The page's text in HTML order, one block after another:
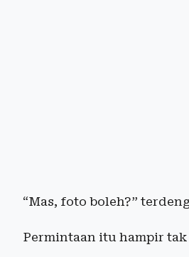
“Mas, foto boleh?”
Permintaan itu hampir